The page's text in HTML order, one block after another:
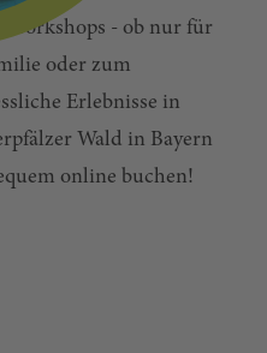
Workshops - ob nur für
oder zum
Erlebnisse in
Wald in Bayern
online buchen!